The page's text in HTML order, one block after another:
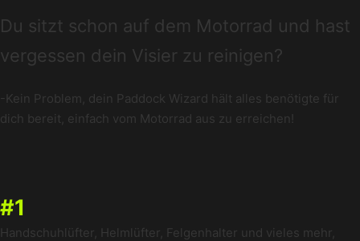
Du sitzt schon auf dem Motorrad und hast
vergessen dein Visier zu reinigen?
-Kein Problem, dein Paddock Wizard hält alles benötigte für
dich bereit, einfach vom Motorrad aus zu erreichen!
#1
Handschuhlüfter, Helmlüfter, Felgenhalter und vieles mehr,